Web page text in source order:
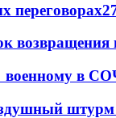
переговорах
в
штурм